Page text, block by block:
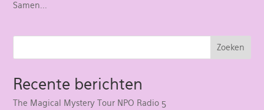
Samen...
Zoeken
Recente berichten
The Magical Mystery Tour NPO Radio 5